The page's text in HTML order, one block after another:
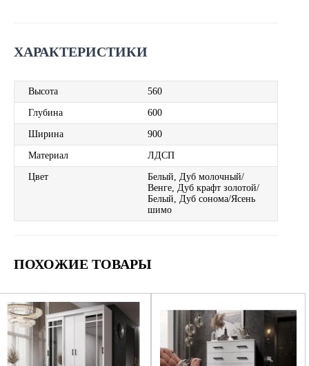
ХАРАКТЕРИСТИКИ
Высота 560
Глубина 600
Ширина 900
Материал ЛДСП
Цвет
Белый, Дуб молочный/
Венге, Дуб крафт золотой/
Белый, Дуб сонома/Ясень
шимо
ПОХОЖИЕ ТОВАРЫ